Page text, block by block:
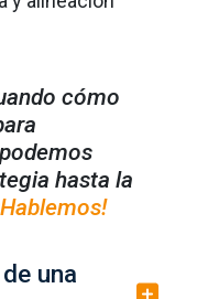
cómo
hasta la
una